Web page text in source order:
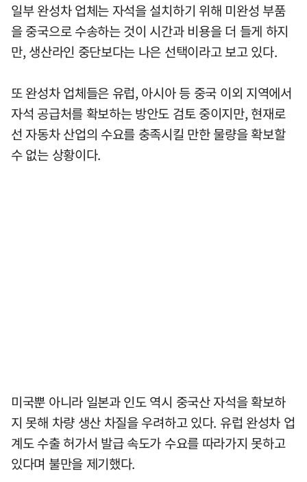
일부 완성차 업체는 자석을 설치하기 위해 미완성 부품
을 중국으로 수송하는 것이 시간과 비용을 더 들게 하지
만, 생산라인 중단보다는 나은 선택이라고 보고 있다.
또 완성차 업체들은 유럽, 아시아 등 중국 이외 지역에서
자석 공급처를 확보하는 방안도 검토 중이지만, 현재로
선 자동차 산업의 수요를 충족시킬 만한 물량을 확보할
수 없는 상황이다.
미국뿐 아니라 일본과 인도 역시 중국산 자석을 확보하
지 못해 차량 생산 차질을 우려하고 있다. 유럽 완성차 업
계도 수출 허가서 발급 속도가 수요를 따라가지 못하고
있다며 불만을 제기했다.